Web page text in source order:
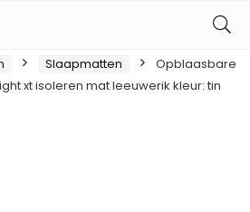
Slaapmatten
Opblaasbare
xt isoleren mat leeuwerik kleur: tin